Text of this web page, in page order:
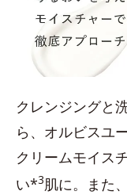
クレンジングと
ら、オルビスユ
クリームモイス
い*3肌に。また